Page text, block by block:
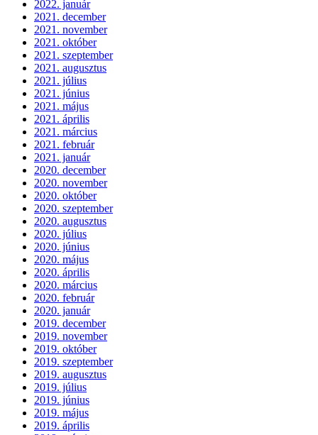
2022. január
2021. december
2021. november
2021. október
2021. szeptember
2021. augusztus
2021. július
2021. június
2021. május
2021. április
2021. március
2021. február
2021. január
2020. december
2020. november
2020. október
2020. szeptember
2020. augusztus
2020. július
2020. június
2020. május
2020. április
2020. március
2020. február
2020. január
2019. december
2019. november
2019. október
2019. szeptember
2019. augusztus
2019. július
2019. június
2019. május
2019. április